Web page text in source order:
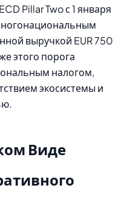
Pillar Two с 1 января
выручкой EUR 750
этого порога
налогом,
экосистемы и
Виде